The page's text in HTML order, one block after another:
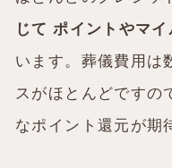
じて ポイントやマ
います。葬儀費用は
スがほとんどですの
なポイント還元が期